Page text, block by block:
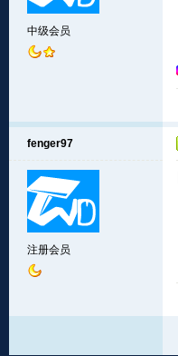
中级会员
fenger97
注册会员